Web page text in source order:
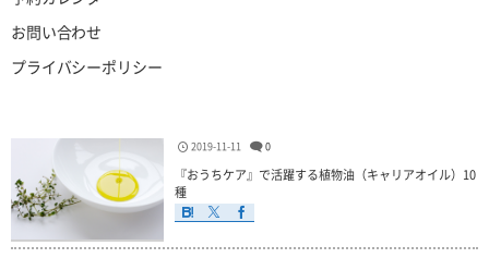
お問い合わせ
プライバシーポリシー
2019-11-11 0
『おうちケア』で活躍する植物油（キャリアオイル）10
種